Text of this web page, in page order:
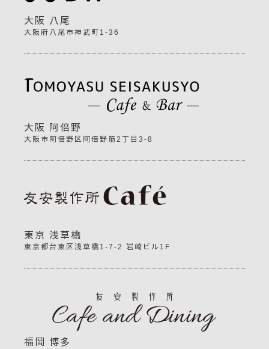
大阪 八尾
大阪府八尾市神武町1-36
大阪 阿倍野
大阪市阿倍野区阿倍野筋2丁目3-8
東京 浅草橋
東京都台東区浅草橋1-7-2 岩崎ビル1F
福岡 博多